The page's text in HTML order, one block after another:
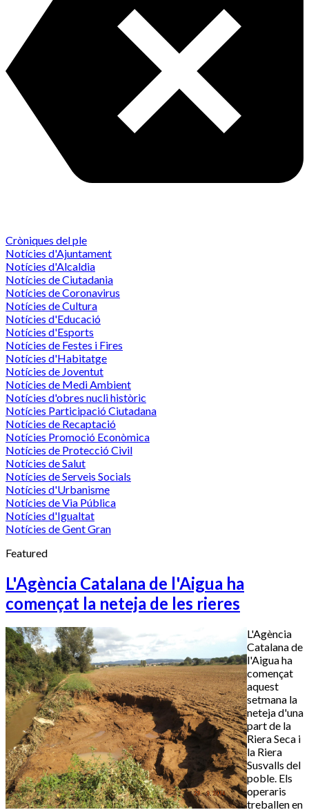
Cròniques del ple
Notícies d'Ajuntament
Notícies d'Alcaldia
Notícies de Ciutadania
Notícies de Coronavirus
Notícies de Cultura
Notícies d'Educació
Notícies d'Esports
Notícies de Festes i Fires
Notícies d'Habitatge
Notícies de Joventut
Notícies de Medi Ambient
Notícies d'obres nucli històric
Notícies Participació Ciutadana
Notícies de Recaptació
Notícies Promoció Econòmica
Notícies de Protecció Civil
Notícies de Salut
Notícies de Serveis Socials
Notícies d'Urbanisme
Notícies de Via Pública
Notícies d'Igualtat
Notícies de Gent Gran
Featured
L'Agència Catalana de l'Aigua ha
començat la neteja de les rieres
L'Agència
Catalana de
l'Aigua ha
començat
aquest
setmana la
neteja d'una
part de la
Riera Seca i
la Riera
Susvalls del
poble. Els
operaris
treballen en